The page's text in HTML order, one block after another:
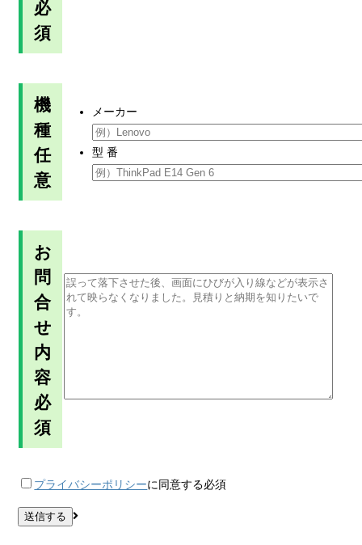
必
須
機
種
任
意
メーカー
型 番
お
問
合
せ
内
容
必
須
プライバシーポリシーに同意する必須